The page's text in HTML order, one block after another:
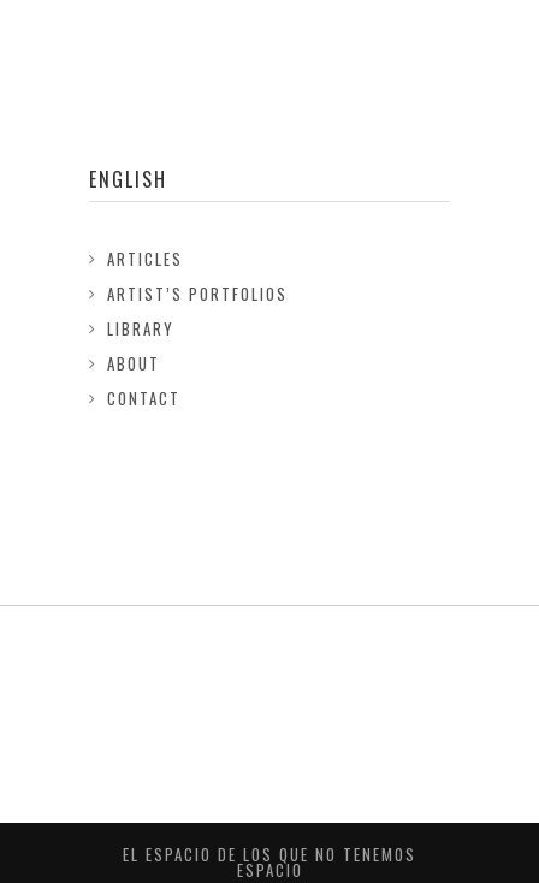
ENGLISH
ARTICLES
ARTIST’S PORTFOLIOS
LIBRARY
ABOUT
CONTACT
EL ESPACIO DE LOS QUE NO TENEMOS
ESPACIO